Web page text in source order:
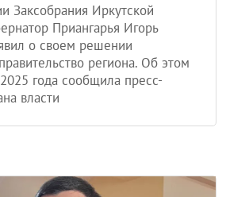
Заксобрания Иркутской
Приангарья Игорь
о своем решении
региона. Об этом
года сообщила пресс-
власти